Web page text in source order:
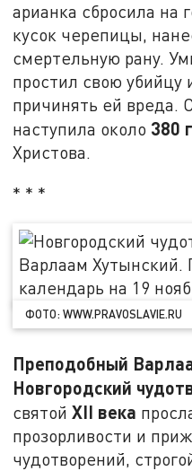
арианка сбросила на
кусок черепицы,
смертельную рану.
простил свою убийцу
причинять ей вреда.
наступила около 380
Христова.
* * *
ФОТО: WWW.PRAVOSLAVIE.RU
Преподобный
Новгородский
святойXII века
прозорливости и
чудотворений,